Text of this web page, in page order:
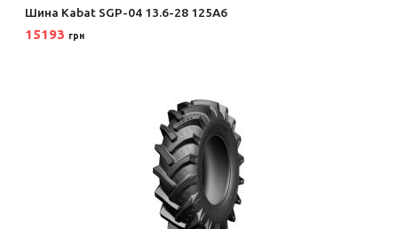
Шина Kabat SGP-04 13.6-28 125A6
15193 грн